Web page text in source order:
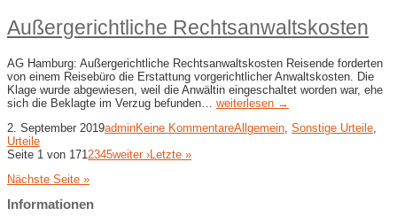
Außergerichtliche Rechtsanwaltskosten
AG Hamburg: Außergerichtliche Rechtsanwaltskosten Reisende forderten
von einem Reisebüro die Erstattung vorgerichtlicher Anwaltskosten. Die
Klage wurde abgewiesen, weil die Anwältin eingeschaltet worden war, ehe
sich die Beklagte im Verzug befunden… weiterlesen →
2. September 2019adminKeine KommentareAllgemein Sonstige Urteile
Urteile
Seite 1 von 171 2345weiter ›Letzte »
Nächste Seite »
Informationen